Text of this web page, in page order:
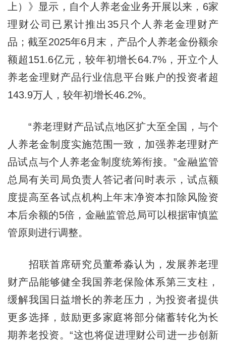
上）》显示，自个人养老金业务开展以来，6家
理财公司已累计推出35只个人养老金理财产
品；截至2025年6月末，产品个人养老金份额余
额超151.6亿元，较年初增长64.7%，开立个人
养老金理财产品行业信息平台账户的投资者超
143.9万人，较年初增长46.2%。
“养老理财产品试点地区扩大至全国，与个
人养老金制度实施范围一致，加强养老理财产
品试点与个人养老金制度统筹衔接。”金融监管
总局有关司局负责人答记者问时表示，试点额
度提高至各试点机构上年末净资本扣除风险资
本后余额的5倍，金融监管总局可以根据审慎监
管原则进行调整。
招联首席研究员董希淼认为，发展养老理
财产品能够健全我国养老保险体系第三支柱，
缓解我国日益增长的养老压力，为投资者提供
更多选择，鼓励更多家庭将部分储蓄转化为长
期养老投资。“这也将促进理财公司进一步创新